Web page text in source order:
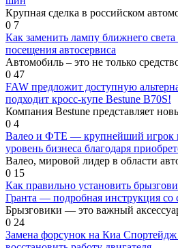
Крупная сделка в российском
0 7
Как заменить лампу ближнего
посещения автосервиса
Автомобиль – это не только
0 47
FAW предложит доступную
подходит кросс-купе Bestune B70S!
Компания Bestune представляет
0 4
Валео и ФТЕ — крупнейший игрок
уровень бизнеса благодаря
Валео, мировой лидер в области
0 15
Как правильно установить
Гранта — подробная инструкция
Брызговики — это важный
0 24
Замена форсунок на Киа